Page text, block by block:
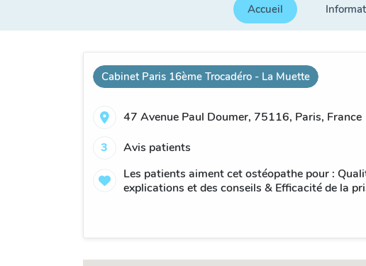
Accueil
Cabinet Paris 16ème Trocadéro - La Muette
47 Avenue Paul Doumer, 75116, Paris, France
3
Avis patients
Les patients aiment cet ostéopathe pour :
explications et des conseils & Efficacité de la